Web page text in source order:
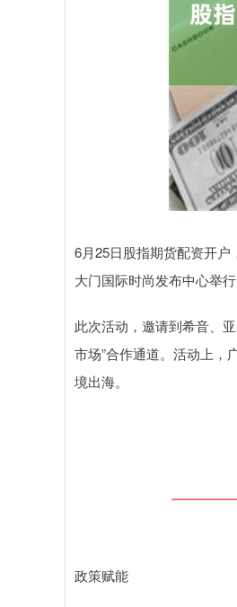
6月25日股指期货配资开户
大门国际时尚发布中心举行
此次活动，邀请到希音、
市场”合作通道。活动上，
境出海。
政策赋能